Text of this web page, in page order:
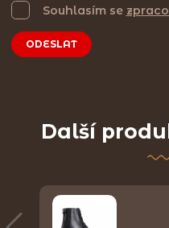
Souhlasím se
ODESLAT
Další